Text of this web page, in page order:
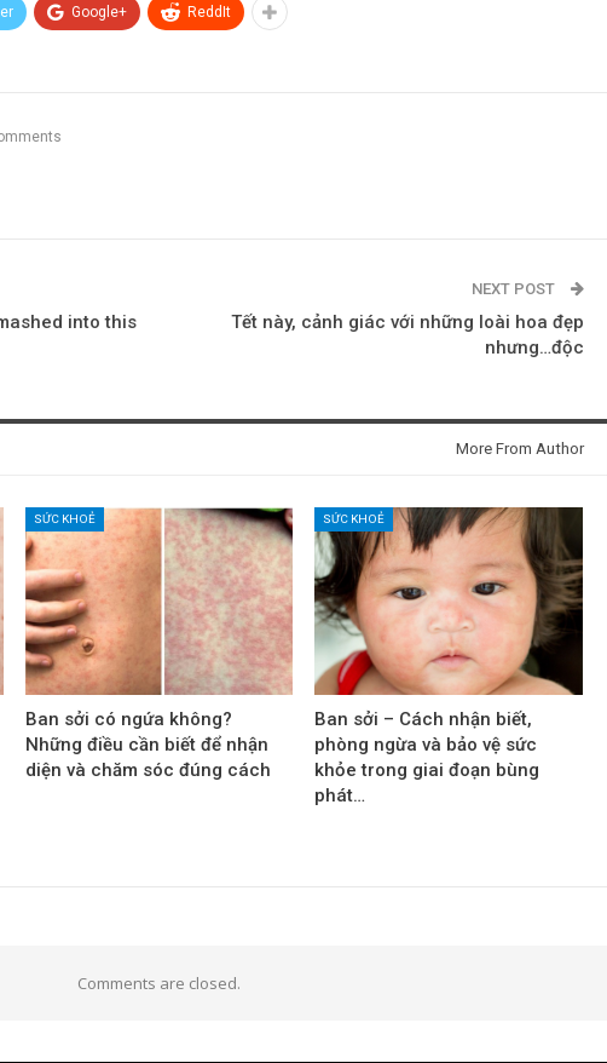
Google+ ReddIt
into this
NEXT POST
Tết này, cảnh giác với những loài hoa đẹp
nhưng…độc
More From Author
SỨC KHOẺ
Ban sởi có ngứa không?
Những điều cần biết để nhận
diện và chăm sóc đúng cách
SỨC KHOẺ
Ban sởi – Cách nhận biết,
phòng ngừa và bảo vệ sức
khỏe trong giai đoạn bùng
phát…
Comments are closed.